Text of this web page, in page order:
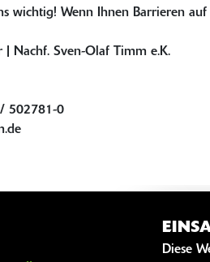
wichtig! Wenn Ihnen Barrieren
Nachf. Sven-Olaf Timm e.K.
502781-0
Diese